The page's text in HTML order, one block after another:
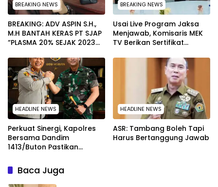
BREAKING NEWS
BREAKING: ADV ASPIN S.H.,
M.H BANTAH KERAS PT SJAP
“PLASMA 20% SEJAK 2023
WARGA WAWOONE!
BREAKING NEWS
Usai Live Program Jaksa
Menjawab, Komisaris MEK
TV Berikan Sertifikat
Kejari Muna
HEADLINE NEWS
Perkuat Sinergi, Kapolres
Bersama Dandim
1413/Buton Pastikan
Terjaga
HEADLINE NEWS
ASR: Tambang Boleh Tapi
Harus Bertanggung Jawab
Baca Juga